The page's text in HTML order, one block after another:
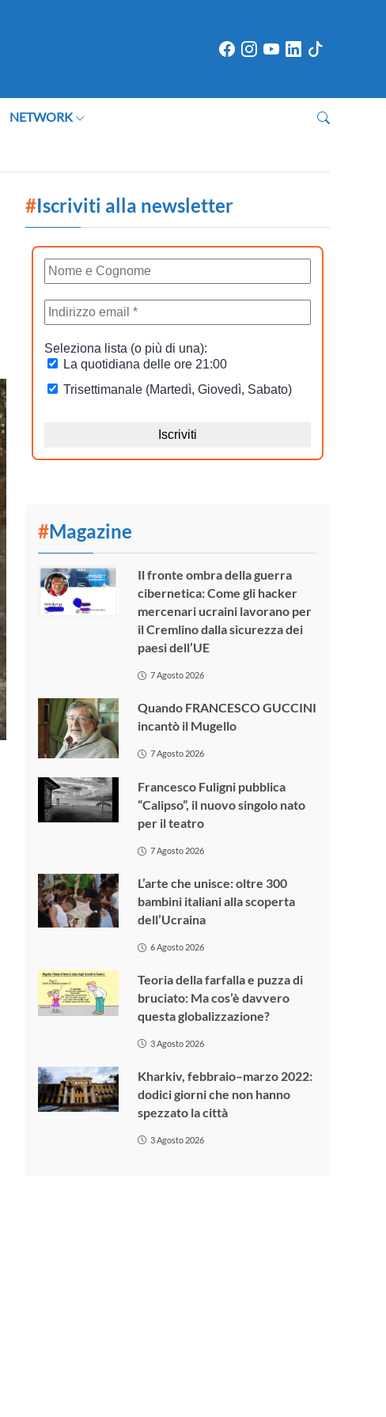
NETWORK
#Iscriviti alla newsletter
#Magazine
Il fronte ombra della guerra
cibernetica: Come gli hacker
mercenari ucraini lavorano per
il Cremlino dalla sicurezza dei
paesi dell’UE
7 Agosto 2026
Quando FRANCESCO GUCCINI
incantò il Mugello
7 Agosto 2026
Francesco Fuligni pubblica
“Calipso”, il nuovo singolo nato
per il teatro
7 Agosto 2026
L’arte che unisce: oltre 300
bambini italiani alla scoperta
dell’Ucraina
6 Agosto 2026
Teoria della farfalla e puzza di
bruciato: Ma cos’è davvero
questa globalizzazione?
3 Agosto 2026
Kharkiv, febbraio–marzo 2022:
dodici giorni che non hanno
spezzato la città
3 Agosto 2026